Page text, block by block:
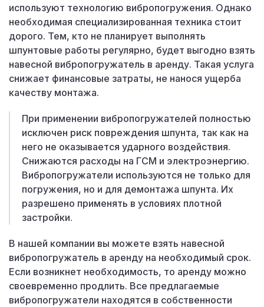
используют технологию вибропогружения. Однако
необходимая специализированная техника стоит
дорого. Тем, кто не планирует выполнять
шпунтовые работы регулярно, будет выгодно взять
навесной вибропогружатель в аренду. Такая услуга
снижает финансовые затраты, не нанося ущерба
качеству монтажа.
При применении вибропогружателей полностью
исключен риск повреждения шпунта, так как на
него не оказывается ударного воздействия.
Снижаются расходы на ГСМ и электроэнергию.
Вибропогружатели используются не только для
погружения, но и для демонтажа шпунта. Их
разрешено применять в условиях плотной
застройки.
В нашей компании вы можете взять навесной
вибропогружатель в аренду на необходимый срок.
Если возникнет необходимость, то аренду можно
своевременно продлить. Все предлагаемые
вибропогружатели находятся в собственности